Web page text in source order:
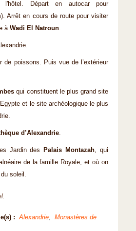
l'hôtel. Départ en autocar pour
Arrêt en cours de route pour visiter
à Wadi El Natroun.
de poissons. Puis vue de l’extérieur
qui constituent le plus grand site
et le site archéologique le plus
d’Alexandrie.
Jardin des Palais Montazah, qui
de la famille Royale, et où on
soleil.
: Alexandrie, Monastères de